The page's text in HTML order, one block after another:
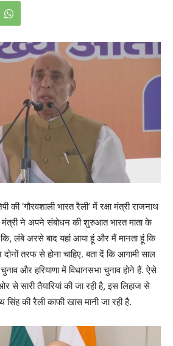
की ‘गौरवशाली भारत रैली’ में रक्षा मंत्री राजनाथ
मंत्री ने अपने संबोधन की शुरुआत भारत माता के
लंबे अरसे बाद यहां आया हूं और मैं मानता हूं कि
दोनों तरफ से होना चाहिए. बता दें कि आगामी साल
और हरियाणा में विधानसभा चुनाव होने हैं. ऐसे
से सारी तैयारियां की जा रही है, इस लिहाज से
सिंह की रैली काफी खास मानी जा रही है.